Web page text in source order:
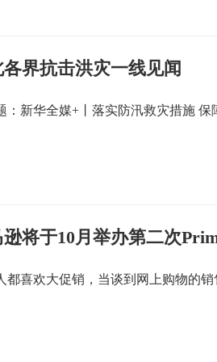
各界抗击洪灾一线见闻
：​新华全媒+丨落实防汛救灾措施
将于10月举办第二次
都喜欢大促销，当谈到网上购物的销